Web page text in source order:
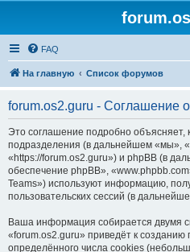
FAQ
На главную Список форумов
forum.os2.guru - Соглашение
Это соглашение подробно объясняет,
подразделения (в дальнейшем «мы»,
«https://forum.os2.guru») и phpBB (в
обеспечение phpBB»,
Teams») используют информацию,
пользовательских сессий (в
Ваша информация собирается двумя
«forum.os2.guru» приведёт к
определённого числа cookies